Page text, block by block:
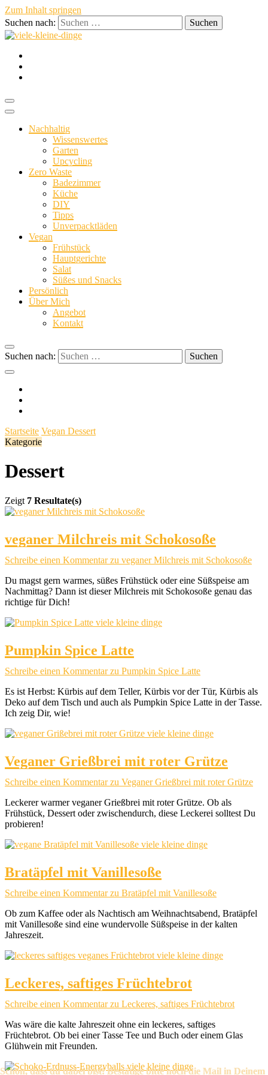
Zum Inhalt springen
Suchen nach:
viele-
kleine-
dinge
nachhaltig vegan persönlich
Nachhaltig
Wissenswertes
Garten
Upcycling
Zero Waste
Badezimmer
Küche
DIY
Tipps
Unverpacktläden
Vegan
Frühstück
Hauptgerichte
Salat
Süßes und Snacks
Persönlich
Über Mich
Angebot
Kontakt
Suchen nach:
Startseite Vegan Dessert
Kategorie
Dessert
Zeigt 7 Resultate(s)
veganer Milchreis mit Schokosoße
Schreibe einen Kommentarzu veganer Milchreis mit Schokosoße
Du magst gern warmes, süßes Frühstück oder eine Süßspeise am
Nachmittag? Dann ist dieser Milchreis mit Schokosoße genau das
richtige für Dich!
Pumpkin Spice Latte
Schreibe einen Kommentarzu Pumpkin Spice Latte
Es ist Herbst: Kürbis auf dem Teller, Kürbis vor der Tür, Kürbis als
Deko auf dem Tisch und auch als Pumpkin Spice Latte in der Tasse.
Ich zeig Dir, wie!
Veganer Grießbrei mit roter Grütze
Schreibe einen Kommentarzu Veganer Grießbrei mit roter Grütze
Leckerer warmer veganer Grießbrei mit roter Grütze. Ob als
Frühstück, Dessert oder zwischendurch, diese Leckerei solltest Du
probieren!
Bratäpfel mit Vanillesoße
Schreibe einen Kommentarzu Bratäpfel mit Vanillesoße
Ob zum Kaffee oder als Nachtisch am Weihnachtsabend, Bratäpfel
mit Vanillesoße sind eine wundervolle Süßspeise in der kalten
Jahreszeit.
Leckeres, saftiges Früchtebrot
Schreibe einen Kommentarzu Leckeres, saftiges Früchtebrot
Was wäre die kalte Jahreszeit ohne ein leckeres, saftiges
Früchtebrot. Ob bei einer Tasse Tee und Buch oder einem Glas
Glühwein mit Freunden.